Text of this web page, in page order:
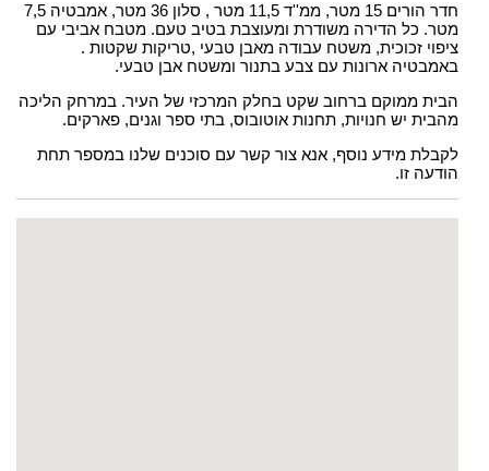
חדר הורים 15 מטר, ממ''ד 11,5 מטר , סלון 36 מטר, אמבטיה 7,5
מטר. כל הדירה משודרת ומעוצבת בטיב טעם. מטבח אביבי עם
ציפוי זכוכית, משטח עבודה מאבן טבעי ,טריקות שקטות .
באמבטיה ארונות עם צבע בתנור ומשטח אבן טבעי.
הבית ממוקם ברחוב שקט בחלק המרכזי של העיר. במרחק הליכה
מהבית יש חנויות, תחנות אוטובוס, בתי ספר וגנים, פארקים.
לקבלת מידע נוסף, אנא צור קשר עם סוכנים שלנו במספר תחת
הודעה זו.